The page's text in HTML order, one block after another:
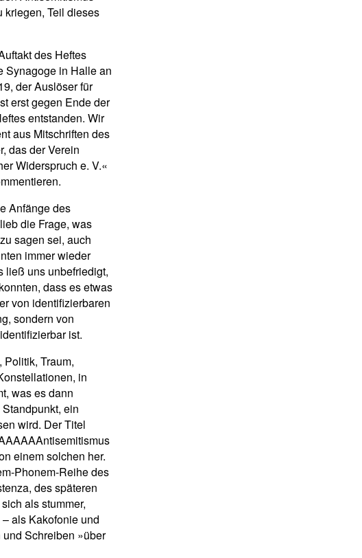
kriegen, Teil dieses
des Heftes
Synagoge in Halle an
der Auslöser für
erst gegen Ende der
entstanden. Wir
aus Mitschriften des
das der Verein
Widerspruch e. V.«
Anfänge des
die Frage, was
sagen sei, auch
immer wieder
ließ uns unbefriedigt,
dass es etwas
von identifizierbaren
sondern von
ist.
Politik, Traum,
in
was es dann
ein
wird. Der Titel
einem solchen her.
Phonem-Reihe des
des späteren
als stummer,
als Kakofonie und
Schreiben »über